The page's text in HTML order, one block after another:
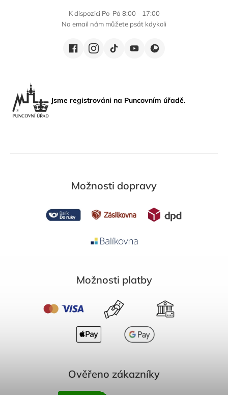
K dispozici Po-Pá 8:00 - 17:00
Na email nám můžete psát kdykoli
Jsme registrováni na Puncovním úřadě.
Možnosti dopravy
Možnosti platby
Ověřeno zákazníky